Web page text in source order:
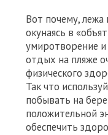
Вот почему, лежа
окунаясь в
умиротворение
отдых на пляже
физического
Так что
побывать на
положительной
обеспечить